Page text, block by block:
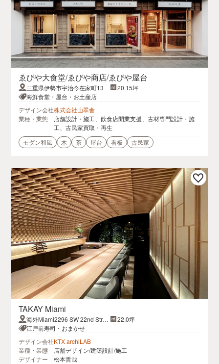
ゑびや大食堂/ゑびや商店/ゑびや屋台
三重県伊勢市宇治今在家町13
20.15坪
海鮮食堂・屋台・お土産店
デザイン会社株式会社山翠舎
業種・業態
店舗設計・施工、飲食店開業支援、古材専門設計・施
工、古民家買取・再生
モダン和風
木 茶 屋台 看板 古民家
TAKAY Miami
海外Miami2296 SW 22nd Stre
etFL 33145, USA
22.0坪
江戸前寿司・おまかせ
デザイン会社KTX archiLAB
業種・業態
店舗デザイン/建築設計/施工
デザイナー
松本哲哉